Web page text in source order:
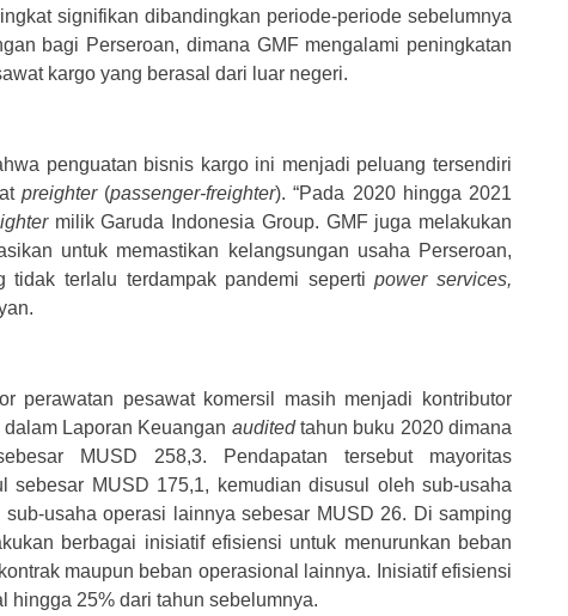
signifikan dibandingkan periode-periode sebelumnya
bagi Perseroan, dimana GMF mengalami peningkatan
kargo yang berasal dari luar negeri.
penguatan bisnis kargo ini menjadi peluang tersendiri
preighter(passenger-freighter). “Pada 2020 hingga 2021
milik Garuda Indonesia Group. GMF juga melakukan
untuk memastikan kelangsungan usaha Perseroan,
tidak terlalu terdampak pandemi sepertipower services,
perawatan pesawat komersil masih menjadi kontributor
Laporan Keuangan auditedtahun buku 2020 dimana
MUSD 258,3. Pendapatan tersebut mayoritas
MUSD 175,1, kemudian disusul oleh sub-usaha
usaha operasi lainnya sebesar MUSD 26. Di samping
berbagai inisiatif efisiensi untuk menurunkan beban
maupun beban operasional lainnya. Inisiatif efisiensi
hingga 25% dari tahun sebelumnya.